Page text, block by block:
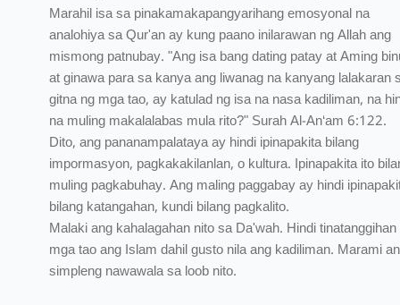
Marahil isa sa pinakamakapangyarihang emosyonal na
analohiya sa Qur'an ay kung paano inilarawan ng Allah ang
mismong patnubay. "Ang isa bang dating patay at Aming
at ginawa para sa kanya ang liwanag na kanyang lalakaran
gitna ng mga tao, ay katulad ng isa na nasa kadiliman, na
na muling makalalabas mula rito?" Surah Al-An‘am 6:122.
Dito, ang pananampalataya ay hindi ipinapakita bilang
impormasyon, pagkakakilanlan, o kultura. Ipinapakita ito
muling pagkabuhay. Ang maling paggabay ay hindi
bilang katangahan, kundi bilang pagkalito.
Malaki ang kahalagahan nito sa Da'wah. Hindi
mga tao ang Islam dahil gusto nila ang kadiliman. Marami
simpleng nawawala sa loob nito.